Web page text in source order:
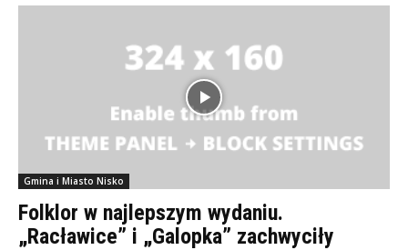
Gmina i Miasto Nisko
Folklor w najlepszym wydaniu.
„Racławice” i „Galopka” zachwyciły